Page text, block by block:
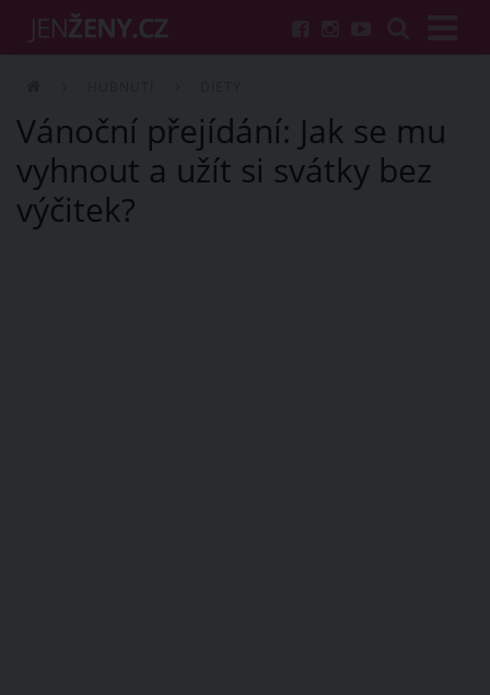
Vánoční přejídání: Jak se mu
vyhnout a užít si svátky bez
výčitek?